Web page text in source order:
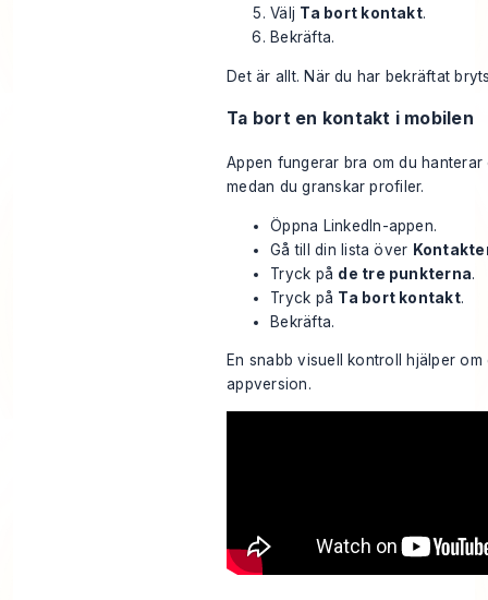
Välj Ta bort kontakt.
Bekräfta.
Det är allt. När du har bekräftat
Ta bort en kontakt i mobilen
Appen fungerar bra om du
medan du granskar profiler.
Öppna LinkedIn-appen.
Gå till din lista över
Tryck på de tre punkterna.
Tryck på Ta bort kontakt.
Bekräfta.
En snabb visuell kontroll hjälper
appversion.